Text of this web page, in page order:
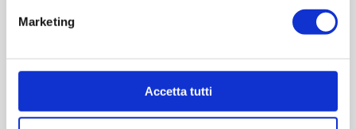
Marketing
Accetta tutti
OVERVIEW
REVIEWS